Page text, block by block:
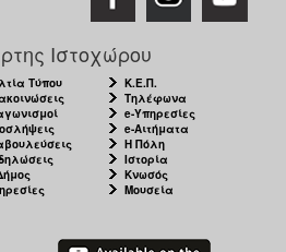
Ιστοχώρου
Τύπου
Κ.Ε.Π.
Τηλέφωνα
e-Υπηρεσίες
e-Αιτήματα
Η Πόλη
Ιστορία
Κνωσός
Μουσεία